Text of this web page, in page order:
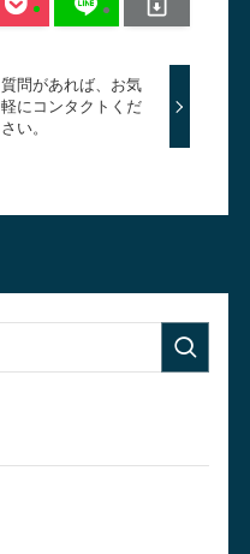
質問があれば、お気
軽にコンタクトくだ
さい。